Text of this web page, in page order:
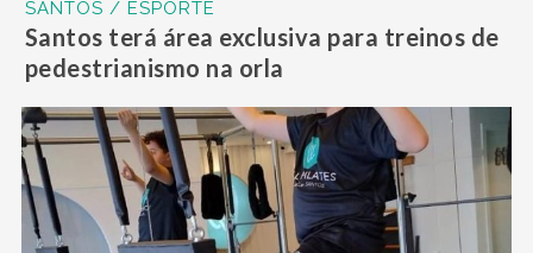
SANTOS / ESPORTE
Santos terá área exclusiva para treinos de
pedestrianismo na orla